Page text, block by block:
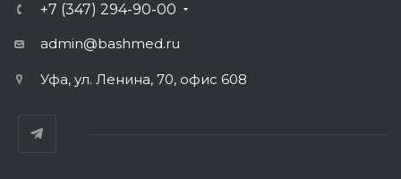
+7 (347) 294-90-00
admin@bashmed.ru
Уфа, ул. Ленина, 70, офис 608